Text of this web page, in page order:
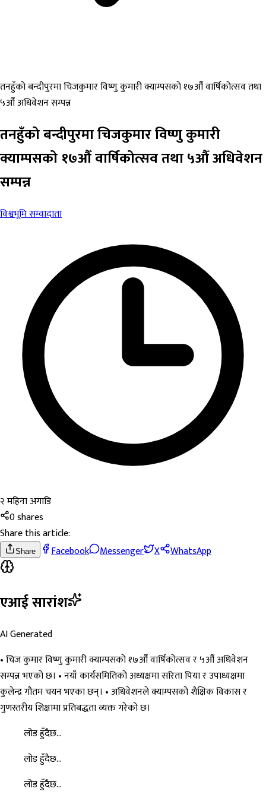
तनहुँको बन्दीपुरमा चिजकुमार विष्णु कुमारी क्याम्पसको १७औँ वार्षिकोत्सव तथा
५औँ अधिवेशन सम्पन्न
तनहुँको बन्दीपुरमा चिजकुमार विष्णु कुमारी
क्याम्पसको १७औँ वार्षिकोत्सव तथा ५औँ अधिवेशन
सम्पन्न
विश्वभूमि सम्वादाता
२ महिना अगाडि
0shares
Share this article:
Share Facebook Messenger X WhatsApp
एआई सारांश
AI Generated
• चिज कुमार विष्णु कुमारी क्याम्पसको १७औँ वार्षिकोत्सव र ५औँ अधिवेशन
सम्पन्न भएको छ। • नयाँ कार्यसमितिको अध्यक्षमा सरिता पिया र उपाध्यक्षमा
कुलेन्द्र गौतम चयन भएका छन्। • अधिवेशनले क्याम्पसको शैक्षिक विकास र
गुणस्तरीय शिक्षामा प्रतिबद्धता व्यक्त गरेको छ।
लोड हुँदैछ...
लोड हुँदैछ...
लोड हुँदैछ...